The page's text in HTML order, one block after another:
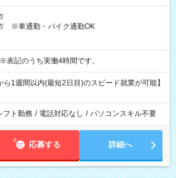
※車通勤・バイク通勤OK
10:00～14:00 ※表記のうち実働4時間です。
ら1週間以内(最短2日目)のスピード就業が可能】
フト勤務 / 電話対応なし / パソコンスキル不要
応募する 詳細へ